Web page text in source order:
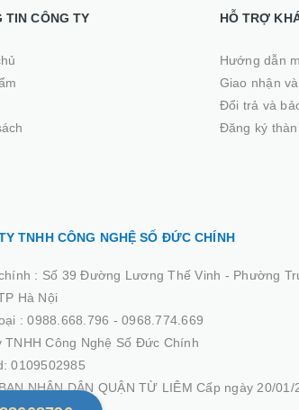
TIN CÔNG TY HỖ TRỢ
Hướng dẫn
Giao nhận
Đổi trả và
Đăng ký
TNHH CÔNG NGHỆ SỐ ĐỨC CHÍNH
: Số 39 Đường Lương Thế Vinh - Phường
Hà Nội
:0988.668.796 - 0968.774.669
TNHH Công Nghệ Số Đức Chính
0109502985
NHÂN DÂN QUẬN TỪ LIÊM Cấp ngày 20/01/